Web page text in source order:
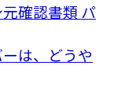
確認書類 パ
は、どうや